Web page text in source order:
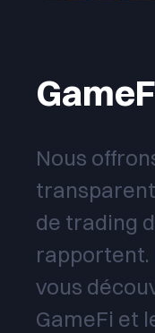
Nous
de trading
rapportent.
vous
GameFi et